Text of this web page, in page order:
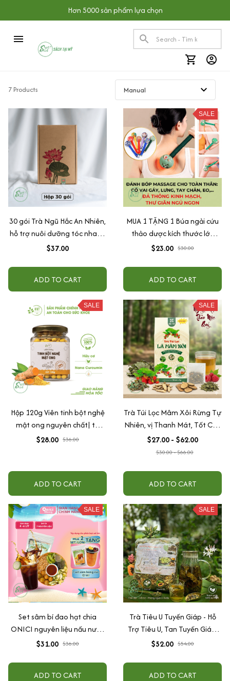
Hơn 5000 sản phẩm lựa chọn
7 Products
30 gói Trà Ngũ Hắc An Nhiên,
hỗ trợ nuôi dưỡng tóc nhanh
khoẻ, đen tóc, tóc rụng
lạnh
$37.00
ADD TO CART
SALE
MUA 1 TẶNG 1 Búa ngải cứu
thảo dược kích thước lớn
31cm, hỗ trợ massage lưng
ngủ ngon An Chi Organic
$23.00 $30.00
ADD TO CART
SALE
Hộp 120g Viên tinh bột nghệ
mật ong nguyên chất| tự
nhiên, hữu cơ| tốt cho, dạ dày
$28.00 $36.00
ADD TO CART
SALE
Trà Túi Lọc Mâm Xôi Rừng Tự
Nhiên, vị Thanh Mát, Tốt Cho
Sức Khỏe
$27.00 - $62.00
$30.00 - $66.00
ADD TO CART
SALE
Set sâm bí đao hạt chia
ONICI nguyên liệu nấu nước
sâm giải nhiệt
$31.00 $36.00
ADD TO CART
SALE
Trà Tiêu U Tuyến Giáp - Hỗ
Trợ Tiêu U, Tan Tuyến Giáp,
Giảm Cường Giáp, Suy Giáp,
$52.00 $54.00
ADD TO CART